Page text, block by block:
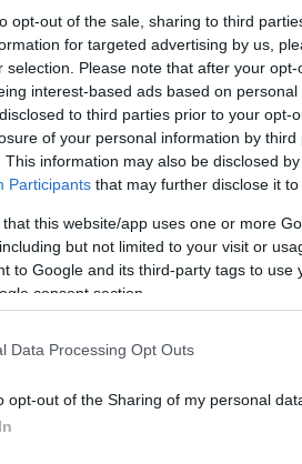
opt-out of the sale, sharing to third
for targeted advertising by us,
selection. Please note that after your
interest-based ads based on
to third parties prior to your opt-
of your personal information by third
This information may also be disclosed
Participants that may further disclose it
that this website/app uses one or more
but not limited to your visit or
to Google and its third-party tags to
consent section.
Data Processing Opt Outs
opt-out of the Sharing of my personal
servizi urbani innovativi e